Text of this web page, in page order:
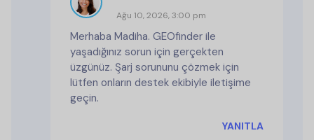
Ağu 10, 2026, 3:00 pm
Merhaba Madiha. GEOfinder ile
yaşadığınız sorun için gerçekten
üzgünüz. Şarj sorununu çözmek için
lütfen onların destek ekibiyle iletişime
geçin.
YANITLA